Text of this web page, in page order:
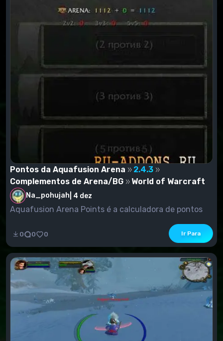
Pontos da Aquafusion Arena
2.4.3
Complementos de Arena/BG
World of Warcraft
Na_pohujah 4 dez
Aquafusion Arena Points é a calculadora de pontos
0 0 0 Ir Para